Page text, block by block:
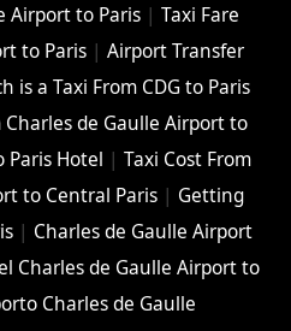
Airport to Paris |Taxi Fare
to Paris |Airport Transfer
is a Taxi From CDG to Paris
Charles de Gaulle Airport to
Paris Hotel | Taxi Cost From
to Central Paris| Getting
| Charles de Gaulle Airport
Charles de Gaulle Airport to
Charles de Gaulle